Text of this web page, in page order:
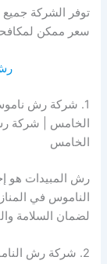
توفر الشركة
سعر ممكن
1. شركة رش
الخامس | شركة
الخامس
رش المبيدات هو
الناموس في
لضمان السلامة
2. شركة رش